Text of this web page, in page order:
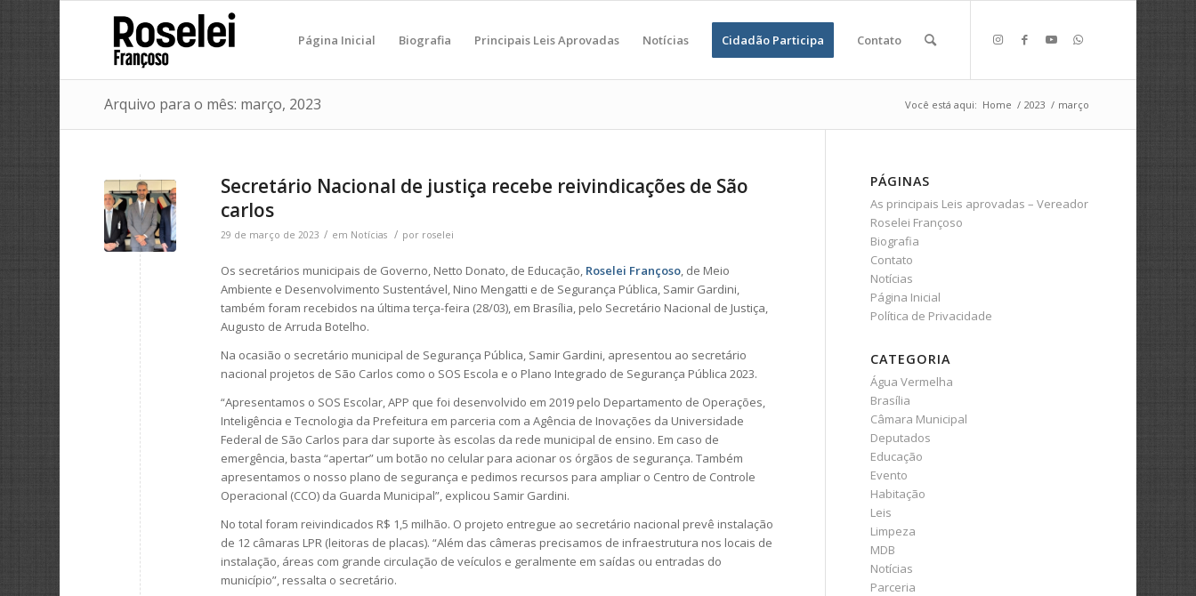
Página Inicial Biografia Principais Leis Aprovadas Notícias Cidadão Participa Contato
Arquivo para o mês: março, 2023 Você está aqui: Home / 2023 / março
Secretário Nacional de justiça recebe reivindicações de São
carlos
29 de março de 2023 / em Notícias / por roselei
Os secretários municipais de Governo, Netto Donato, de Educação, Roselei Françoso, de Meio
Ambiente e Desenvolvimento Sustentável, Nino Mengatti e de Segurança Pública, Samir Gardini,
também foram recebidos na última terça-feira (28/03), em Brasília, pelo Secretário Nacional de Justiça,
Augusto de Arruda Botelho.
Na ocasião o secretário municipal de Segurança Pública, Samir Gardini, apresentou ao secretário
nacional projetos de São Carlos como o SOS Escola e o Plano Integrado de Segurança Pública 2023.
“Apresentamos o SOS Escolar, APP que foi desenvolvido em 2019 pelo Departamento de Operações,
Inteligência e Tecnologia da Prefeitura em parceria com a Agência de Inovações da Universidade
Federal de São Carlos para dar suporte às escolas da rede municipal de ensino. Em caso de
emergência, basta “apertar” um botão no celular para acionar os órgãos de segurança. Também
apresentamos o nosso plano de segurança e pedimos recursos para ampliar o Centro de Controle
Operacional (CCO) da Guarda Municipal”, explicou Samir Gardini.
No total foram reivindicados R$ 1,5 milhão. O projeto entregue ao secretário nacional prevê instalação
de 12 câmaras LPR (leitoras de placas). “Além das câmeras precisamos de infraestrutura nos locais de
instalação, áreas com grande circulação de veículos e geralmente em saídas ou entradas do
município”, ressalta o secretário.
PÁGINAS
As principais Leis aprovadas – Vereador
Roselei Françoso
Biografia
Contato
Notícias
Página Inicial
Política de Privacidade
CATEGORIA
Água Vermelha
Brasília
Câmara Municipal
Deputados
Educação
Evento
Habitação
Leis
Limpeza
MDB
Notícias
Parceria